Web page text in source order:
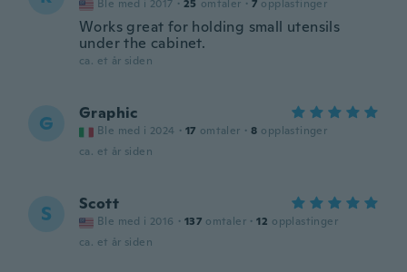
Ble med i 2017 · 25 omtaler · 7 opplastinger
Works great for holding small utensils
under the cabinet.
ca. et år siden
G Graphic
Ble med i 2024 · 17 omtaler · 8 opplastinger
ca. et år siden
S Scott
Ble med i 2016 · 137 omtaler · 12 opplastinger
ca. et år siden